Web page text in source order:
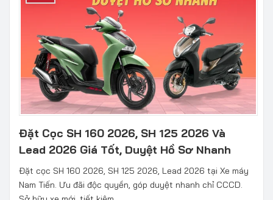
Đặt Cọc SH 160 2026, SH 125 2026 Và
Lead 2026 Giá Tốt, Duyệt Hồ Sơ Nhanh
Đặt cọc SH 160 2026, SH 125 2026, Lead 2026 tại Xe máy
Nam Tiến. Ưu đãi độc quyền, góp duyệt nhanh chỉ CCCD.